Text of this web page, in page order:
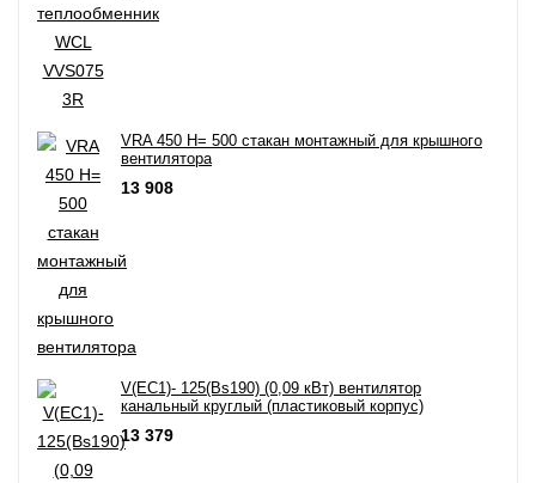
VRA 450 H= 500 cтакан монтажный для крышного
вентилятора
13 908
V(EC1)- 125(Bs190) (0,09 кВт) вентилятор
канальный круглый (пластиковый корпус)
13 379